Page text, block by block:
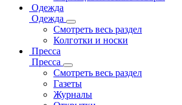
Одежда
Одежда
Смотреть весь раздел
Колготки и носки
Пресса
Пресса
Смотреть весь раздел
Газеты
Журналы